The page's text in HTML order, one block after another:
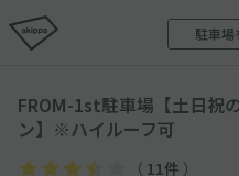
駐車場
FROM-1st駐車場【土日祝
ン】※ハイルーフ可
（ 11件 ）